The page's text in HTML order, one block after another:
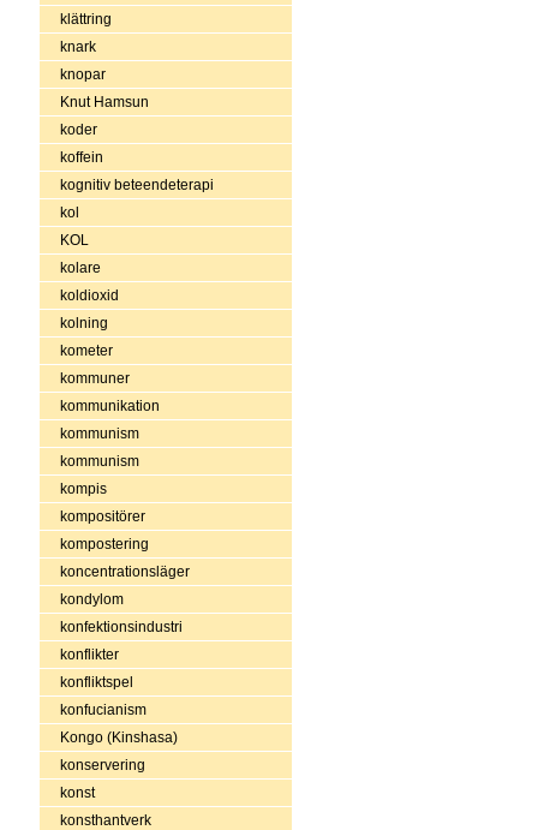
klättring
knark
knopar
Knut Hamsun
koder
koffein
kognitiv beteendeterapi
kol
KOL
kolare
koldioxid
kolning
kometer
kommuner
kommunikation
kommunism
kommunism
kompis
kompositörer
kompostering
koncentrationsläger
kondylom
konfektionsindustri
konflikter
konfliktspel
konfucianism
Kongo (Kinshasa)
konservering
konst
konsthantverk